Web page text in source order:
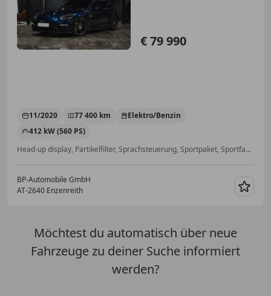
€ 79 990
11/2020 77 400 km
Elektro/Benzin
412 kW (560 PS)
Head-up display, Partikelfilter, Sprachsteuerung, Sportpaket, Sportfahrwerk, Freisprecheinrichtung, LED-Tagfahrlicht, Nachtsicht-Assistent
BP-Automobile GmbH
AT-2640 Enzenreith
Möchtest du automatisch über neue
Fahrzeuge zu deiner Suche informiert
werden?